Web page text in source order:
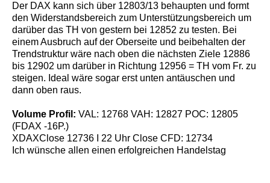
Der DAX kann sich über 12803/13 behaupten und formt
den Widerstandsbereich zum Unterstützungsbereich um
darüber das TH von gestern bei 12852 zu testen. Bei
einem Ausbruch auf der Oberseite und beibehalten der
Trendstruktur wäre nach oben die nächsten Ziele 12886
bis 12902 um darüber in Richtung 12956 = TH vom Fr. zu
steigen. Ideal wäre sogar erst unten antäuschen und
dann oben raus.
Volume Profil: VAL: 12768 VAH: 12827 POC: 12805
(FDAX -16P.)
XDAXClose 12736 I 22 Uhr Close CFD: 12734
Ich wünsche allen einen erfolgreichen Handelstag